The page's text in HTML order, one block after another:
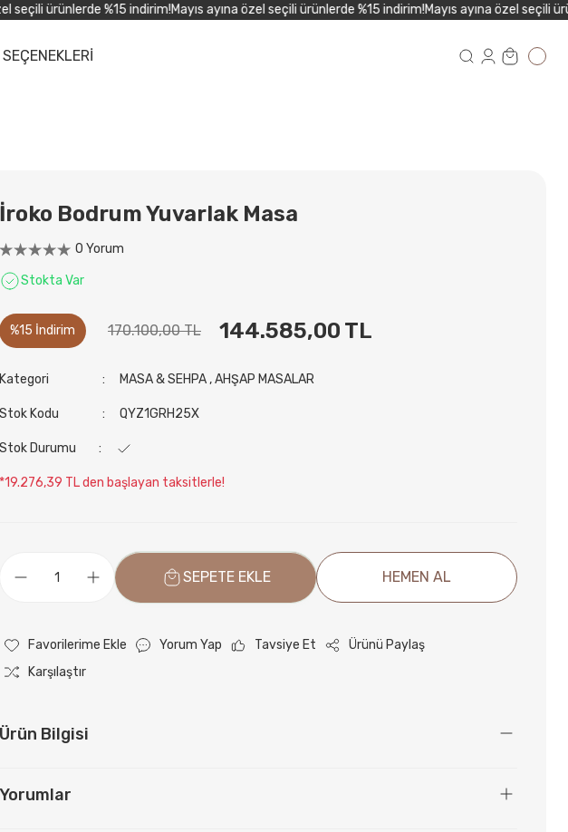
ürünlerde %15 indirim!Mayıs ayına özel seçili ürünlerde %15 indirim!Mayıs ayına özel seçili
İroko Bodrum Yuvarlak Masa
0 Yorum
Stokta Var
%15 İndirim 170.100,00 TL 144.585,00 TL
Kategori MASA & SEHPA ,AHŞAP MASALAR
Stok Kodu QYZ1GRH25X
Stok Durumu
*19.276,39 TL den başlayan taksitlerle!
SEPETE EKLE HEMEN AL
Yorum Yap Tavsiye Et
Ürünü Paylaş
Karşılaştır
Ürün Bilgisi
Yorumlar